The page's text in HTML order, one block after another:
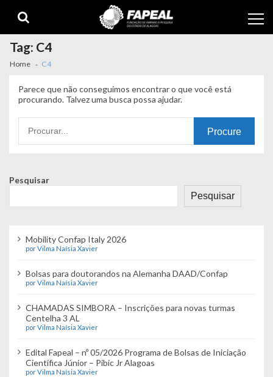
navigation
content
Tag: C4
Home C4
Parece que não conseguimos encontrar o que você está
procurando. Talvez uma busca possa ajudar.
por:
Pesquisar
Pesquisar
Mobility Confap Italy 2026
por Vilma Naísia Xavier
Bolsas para doutorandos na Alemanha DAAD/Confap
por Vilma Naísia Xavier
CHAMADAS SIMBORA – Inscrições para novas turmas
Centelha 3 AL
por Vilma Naísia Xavier
Edital Fapeal – nº 05/2026 Programa de Bolsas de Iniciação
Científica Júnior – Pibic Jr Alagoas
por Vilma Naísia Xavier